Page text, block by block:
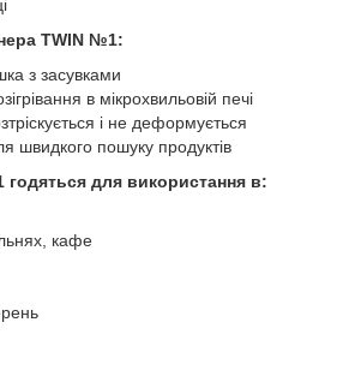
TWIN №1:
з засувками
в мікрохвильовій печі
і не деформується
швидкого пошуку продуктів
годяться для використання в:
кафе